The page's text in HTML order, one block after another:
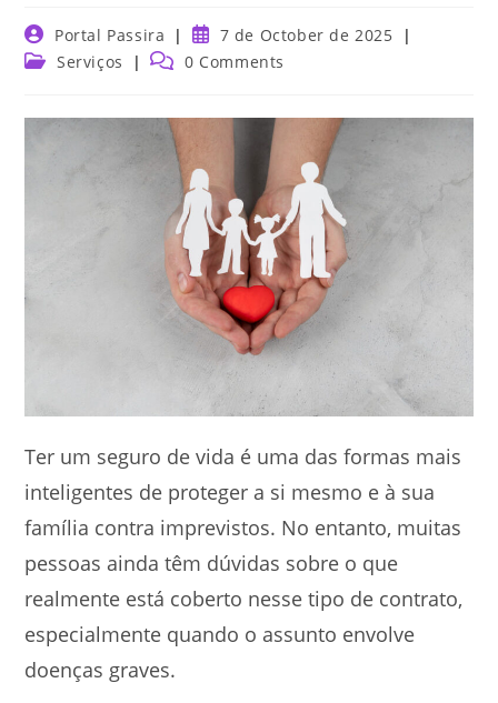
Post
author:
Portal Passira
Post
published:
7 de October de 2025
PostServiços
Post 0 Comments
Ter um seguro de vida é uma das formas mais
inteligentes de proteger a si mesmo e à sua
família contra imprevistos. No entanto, muitas
pessoas ainda têm dúvidas sobre o que
realmente está coberto nesse tipo de contrato,
especialmente quando o assunto envolve
doenças graves.